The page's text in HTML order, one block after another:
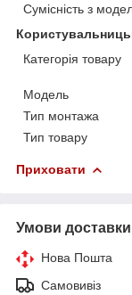
Сумісність з
Категорія товару
Мoдель
Тип монтажа
Тип товару
Приховати
Умови доставки
Нова Пошта
Самовивіз